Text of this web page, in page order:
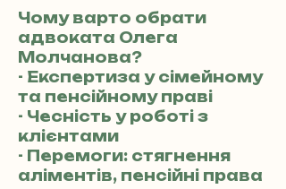
Чому варто обрати
адвоката Олега
Молчанова?
- Експертиза у сімейному
та пенсійному праві
- Чесність у роботі з
клієнтами
- Перемоги: стягнення
аліментів, пенсійні права